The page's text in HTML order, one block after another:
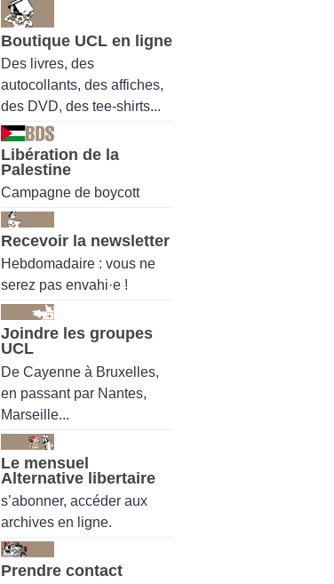
Boutique UCL en ligne
Des livres, des
autocollants, des affiches,
des DVD, des tee-shirts...
Libération de la
Palestine
Campagne de boycott
Recevoir la newsletter
Hebdomadaire : vous ne
serez pas envahi·e !
Joindre les groupes
UCL
De Cayenne à Bruxelles,
en passant par Nantes,
Marseille...
Le mensuel
Alternative libertaire
s’abonner, accéder aux
archives en ligne.
Prendre contact